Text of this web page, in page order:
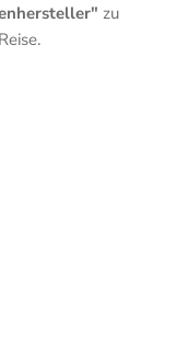
zu